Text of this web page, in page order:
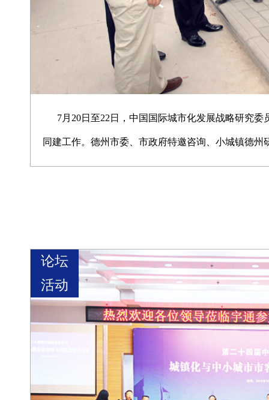
7月20日至22日，中国国际城市化发展战略研究
同建工作。德州市委、市政府特邀咨询、小城镇德
州研究中心副主任麻然华、孙路军等陪同调研。 调研组一行先后调研考察了平原县大蔡产业园区七彩庄园、
土改、家庭承包经营之后，又一次触动农村生产方
础设施、公共服务和公共管理大大改善，让大多数
展差距，推动了“三化”协调发展，加快了城乡一体化进程。 德州市认真研究中央统筹城乡发展
确定了抓“两区”同建、促“两个转变”的工作思路，
社区建设联动农村产业园区建设，以产业园区建设
式和生产方式“两个转变”，受到了广大农民的一致
论坛
活动